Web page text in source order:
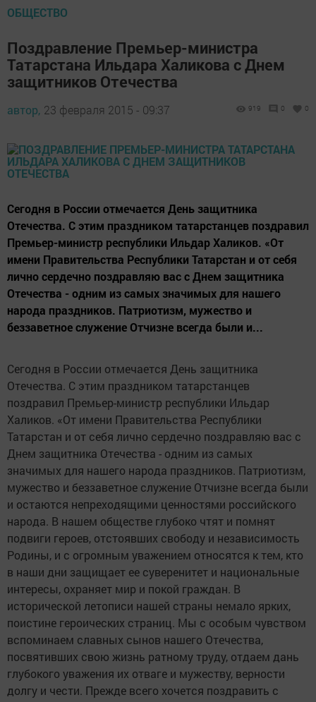
ОБЩЕСТВО
Поздравление Премьер-министра
Татарстана Ильдара Халикова с Днем
защитников Отечества
автор, 23 февраля 2015 - 09:37 919 0 0
Сегодня в России отмечается День защитника
Отечества. С этим праздником татарстанцев поздравил
Премьер-министр республики Ильдар Халиков. «От
имени Правительства Республики Татарстан и от себя
лично сердечно поздравляю вас с Днем защитника
Отечества - одним из самых значимых для нашего
народа праздников. Патриотизм, мужество и
беззаветное служение Отчизне всегда были и...
Сегодня в России отмечается День защитника
Отечества. С этим праздником татарстанцев
поздравил Премьер-министр республики Ильдар
Халиков. «От имени Правительства Республики
Татарстан и от себя лично сердечно поздравляю вас с
Днем защитника Отечества - одним из самых
значимых для нашего народа праздников. Патриотизм,
мужество и беззаветное служение Отчизне всегда были
и остаются непреходящими ценностями российского
народа. В нашем обществе глубоко чтят и помнят
подвиги героев, отстоявших свободу и независимость
Родины, и с огромным уважением относятся к тем, кто
в наши дни защищает ее суверенитет и национальные
интересы, охраняет мир и покой граждан. В
исторической летописи нашей страны немало ярких,
поистине героических страниц. Мы с особым чувством
вспоминаем славных сынов нашего Отечества,
посвятивших свою жизнь ратному труду, отдаем дань
глубокого уважения их отваге и мужеству, верности
долгу и чести. Прежде всего хочется поздравить с